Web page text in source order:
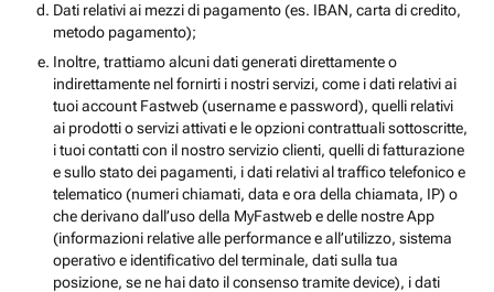
Dati relativi ai mezzi di pagamento (es. IBAN, carta di credito,
metodo pagamento);
Inoltre, trattiamo alcuni dati generati direttamente o
indirettamente nel fornirti i nostri servizi, come i dati relativi ai
tuoi account Fastweb (username e password), quelli relativi
ai prodotti o servizi attivati e le opzioni contrattuali sottoscritte,
i tuoi contatti con il nostro servizio clienti, quelli di fatturazione
e sullo stato dei pagamenti, i dati relativi al traffico telefonico e
telematico (numeri chiamati, data e ora della chiamata, IP) o
che derivano dall’uso della MyFastweb e delle nostre App
(informazioni relative alle performance e all’utilizzo, sistema
operativo e identificativo del terminale, dati sulla tua
posizione, se ne hai dato il consenso tramite device), i dati